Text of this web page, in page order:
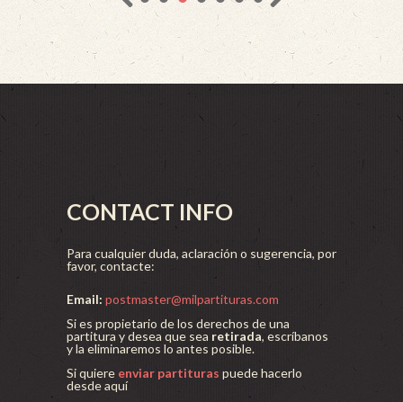
CONTACT INFO
Para cualquier duda, aclaración o sugerencia, por
favor, contacte:
Email: postmaster@milpartituras.com
Si es propietario de los derechos de una
partitura y desea que sea retirada, escríbanos
y la eliminaremos lo antes posible.
Si quiere enviar partituras puede hacerlo
desde aquí